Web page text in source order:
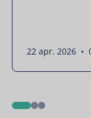
22 apr. 2026 •
12